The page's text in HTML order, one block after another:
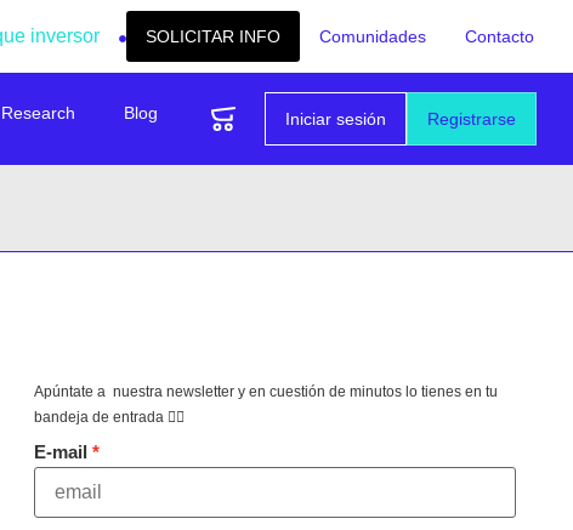
inversor SOLICITAR INFO Comunidades Contacto
Registrarse
Iniciar sesión
Blog
Apúntate a nuestra newsletter y en cuestión de minutos lo tienes en tu
bandeja de entrada 👇🏻
E-mail